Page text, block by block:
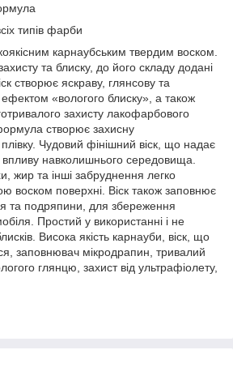
типів фарби
карнаубським твердим воском.
та блиску, до його складу додані
створює яскраву, глянсову та
«вологого блиску», а також
захисту лакофарбового
створює захисну
Чудовий фінішний віск, що надає
впливу навколишнього середовища.
жир та інші забруднення легко
воском поверхні. Віск також заповнює
та подряпини, для збереження
Простий у використанні і не
Висока якість карнауби, віск, що
заповнювач мікродрапин, тривалий
глянцю, захист від ультрафіолету,